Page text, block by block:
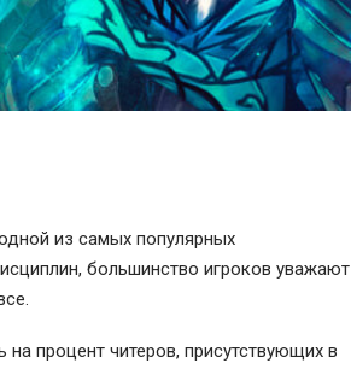
из самых популярных
большинство игроков уважают
процент читеров, присутствующих в